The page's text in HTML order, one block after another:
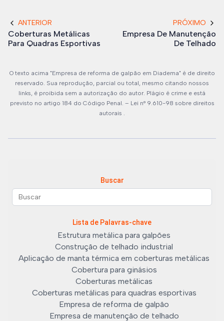
ANTERIOR
Coberturas Metálicas
Para Quadras Esportivas
PRÓXIMO
Empresa De Manutenção
De Telhado
O texto acima "Empresa de reforma de galpão em Diadema" é de direito
reservado. Sua reprodução, parcial ou total, mesmo citando nossos
links, é proibida sem a autorização do autor. Plágio é crime e está
previsto no artigo 184 do Código Penal. – Lei n° 9.610-98 sobre direitos
autorais .
Buscar
Lista de Palavras-chave
Estrutura metálica para galpões
Construção de telhado industrial
Aplicação de manta térmica em coberturas metálicas
Cobertura para ginásios
Coberturas metálicas
Coberturas metálicas para quadras esportivas
Empresa de reforma de galpão
Empresa de manutenção de telhado